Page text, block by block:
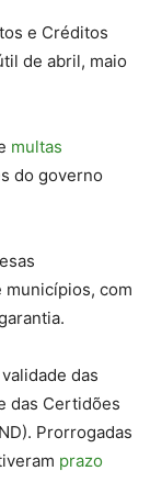
e Créditos
de abril, maio
multas
do governo
municípios, com
das
das Certidões
Prorrogadas
prazo